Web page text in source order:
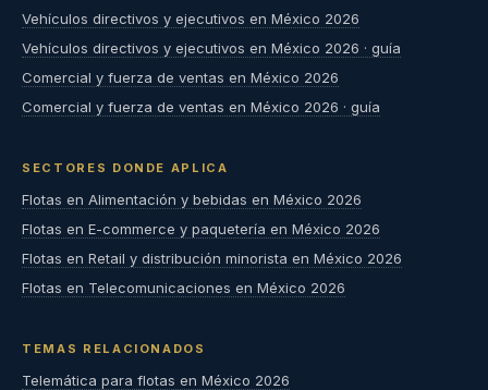
Vehículos directivos y ejecutivos en México 2026
Vehículos directivos y ejecutivos en México 2026 · guía
Comercial y fuerza de ventas en México 2026
Comercial y fuerza de ventas en México 2026 · guía
SECTORES DONDE APLICA
Flotas en Alimentación y bebidas en México 2026
Flotas en E-commerce y paquetería en México 2026
Flotas en Retail y distribución minorista en México 2026
Flotas en Telecomunicaciones en México 2026
TEMAS RELACIONADOS
Telemática para flotas en México 2026